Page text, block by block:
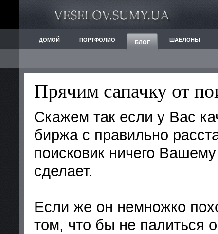
ДОМОЙ ПОРТФОЛИО БЛОГ ШАБЛОНЫ
Прячим сапачку от
Скажем так если у Вас
биржа с правильно
поисковик ничего
сделает.
Если же он немножко
том, что бы не палиться